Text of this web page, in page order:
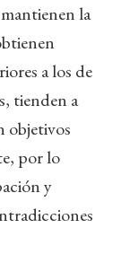
la
a los de
tienden a
objetivos
por lo
y